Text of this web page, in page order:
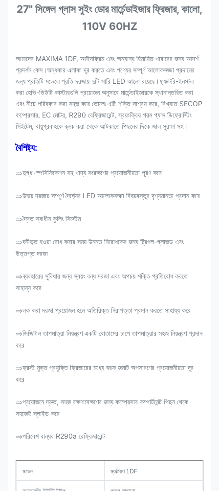
27" সিঙ্গেল গ্লাস সুইং ডোর মার্চেন্ডাইজার ফ্রিজার, কালো,
110V 60HZ
আমাদের MAXIMA 1DF, আইসক্রিম এবং অন্যান্য হিমায়িত খাবারের জন্য আদর্শ
প্রদর্শন কেস।অন্ধকার এলাকা দূর করতে এবং পণ্যের সম্পূর্ণ আলোকসজ্জা প্রদানের
জন্য প্রতিটি মডেলে প্রতি দরজায় দুটি সারি LED আলো রয়েছে।ফ্যাক্টরি-ইনস্টল
করা হেভি-ডিউটি ​​কাস্টারগুলি প্রয়োজন অনুসারে মার্চেন্ডাইজারকে স্থানান্তরিত করা
এবং নীচে পরিষ্কার করা সহজ করে তোলে৷ এটি শক্তি সাশ্রয় করে, বিখ্যাত SECOP
কম্প্রেসার, EC মোটর, R290 রেফ্রিজারেন্ট, স্বয়ংক্রিয় গরম গ্যাস ডিফ্রোস্টিং
সিইটেম, বায়ুপ্রবাহকে ব্লক করা থেকে আটকাতে পিছনের দিকে জাল সুরক্ষা সহ।
বৈশিষ্ট্য:
⇒দুগ্ধ স্পেসিফিকেশন সহ খাদ্য সংরক্ষণের প্রয়োজনীয়তা পূরণ করে
⇒উভয় দরজায় সম্পূর্ণ দৈর্ঘ্যের LED আলোকসজ্জা বিষয়বস্তুর দৃশ্যমানতা প্রদান করে
⇒দ্বৈত স্বাধীন কুলিং সিস্টেম
⇒ঘনীভূত হওয়া রোধ করার সময় উন্নত নিরোধকের জন্য ট্রিপল-গ্লাজড এবং
উত্তপ্ত দরজা
⇒ব্যবহারের সুবিধার জন্য স্বয়ং বন্ধ দরজা এবং অপচয় শক্তি প্রতিরোধ করতে
সাহায্য করে
⇒লক করা দরজা প্রয়োজন হলে অতিরিক্ত নিরাপত্তা প্রদান করতে সাহায্য করে
⇒ডিজিটাল তাপমাত্রা নিয়ন্ত্রণ একটি বোতামের চাপে তাপমাত্রার সহজ নিয়ন্ত্রণ প্রদান
করে
⇒ফ্রস্ট মুক্ত প্রযুক্তি ফ্রিজারের মধ্যে বরফ জমাট অপসারণের প্রয়োজনীয়তা দূর
করে
⇒প্রয়োজনে দ্রুত, সহজ রক্ষণাবেক্ষণের জন্য কম্প্রেসার কম্পার্টমেন্ট পিছন থেকে
সহজেই স্লাইড করে
⇒পরিবেশ বান্ধব R290a রেফ্রিজারেন্ট
মডেল ম্যাক্সিমা 1DF